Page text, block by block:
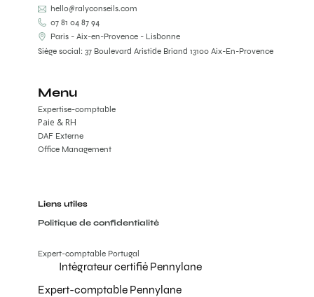
hello@ralyconseils.com
07 81 04 87 94
Paris - Aix-en-Provence - Lisbonne
Siège social: 37 Boulevard Aristide Briand 13100 Aix-En-Provence
Menu
Expertise-comptable
DAF Externe
Office Management
Paie & RH
Liens utiles
Politique de confidentialité
Expert-comptable Portugal
Intégrateur certifié Pennylane
Expert-comptable Pennylane